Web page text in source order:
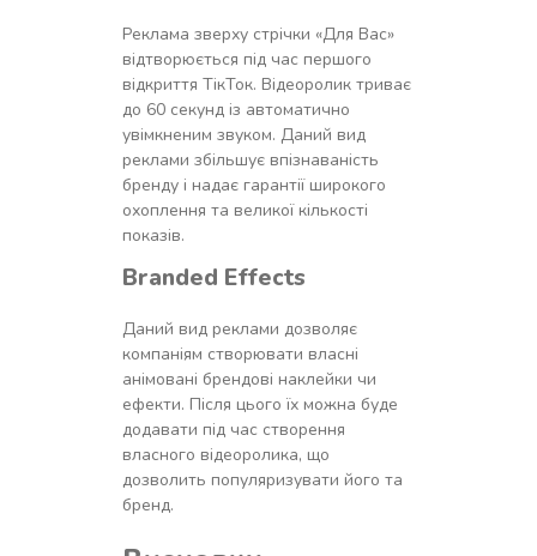
Реклама зверху стрічки «Для Вас»
відтворюється під час першого
відкриття ТікТок. Відеоролик триває
до 60 секунд із автоматично
увімкненим звуком. Даний вид
реклами збільшує впізнаваність
бренду і надає гарантії широкого
охоплення та великої кількості
показів.
Branded Effects
Даний вид реклами дозволяє
компаніям створювати власні
анімовані брендові наклейки чи
ефекти. Після цього їх можна буде
додавати під час створення
власного відеоролика, що
дозволить популяризувати його та
бренд.